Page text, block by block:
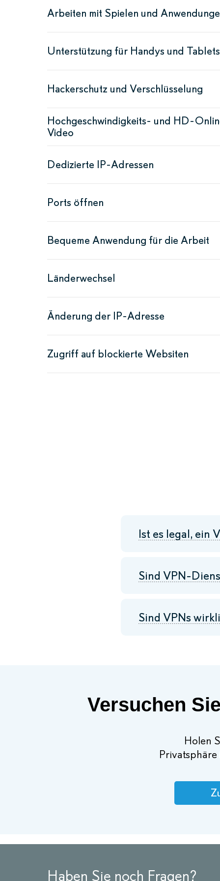
Arbeiten mit Spielen und
Unterstützung für Handys und Tablets
Hackerschutz und Verschlüsselung
Hochgeschwindigkeits- und HD-
Video
Dedizierte IP-Adressen
Ports öffnen
Bequeme Anwendung für die Arbeit
Länderwechsel
Änderung der IP-Adresse
Zugriff auf blockierte Websiten
Ist es legal, ein
Sind VPN-
Sind VPNs
Versuchen
Holen
Haben Sie noch Fragen?